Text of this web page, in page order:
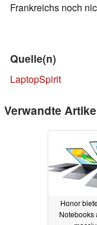
Frankreichs noch
Quelle(n)
LaptopSpirit
Verwandte
Honor
Notebooks